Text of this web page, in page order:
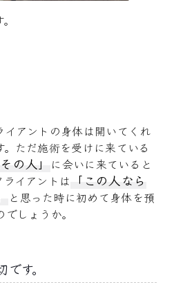
イアントの身体は開いてくれ
ただ施術を受けに来ている
の人」
に会いに来ていると
イアントは 「この人なら
と思った時に初めて身体を預
しょうか。
す。